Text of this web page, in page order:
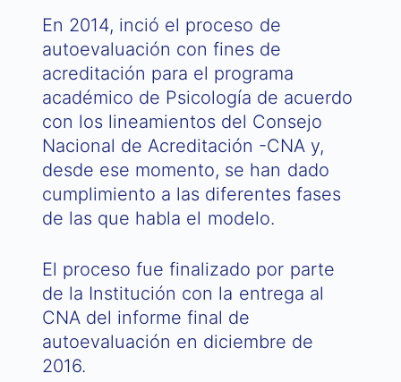
En 2014, inció el proceso de
autoevaluación con fines de
acreditación para el programa
académico de Psicología de acuerdo
con los lineamientos del Consejo
Nacional de Acreditación -CNA y,
desde ese momento, se han dado
cumplimiento a las diferentes fases
de las que habla el modelo.
El proceso fue finalizado por parte
de la Institución con la entrega al
CNA del informe final de
autoevaluación en diciembre de
2016.